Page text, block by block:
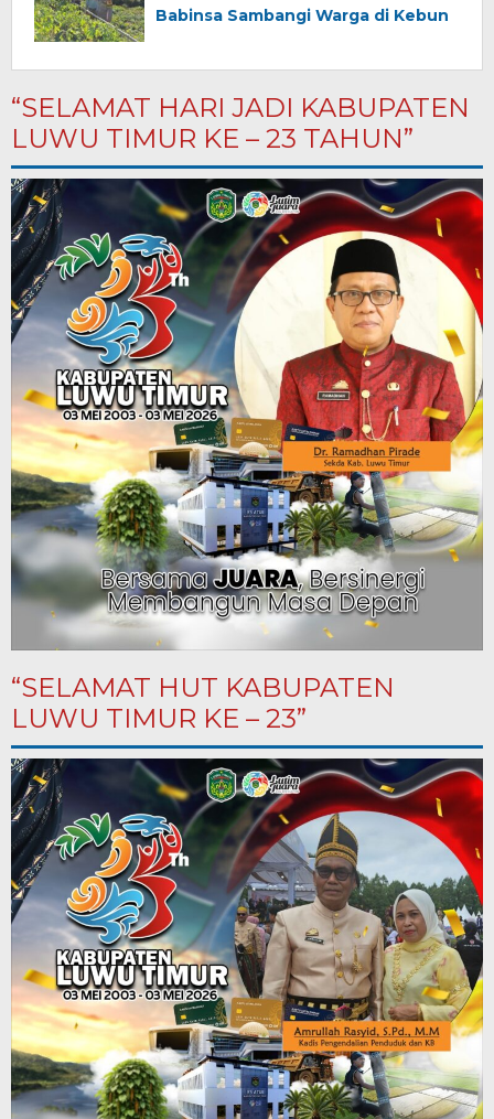
Babinsa Sambangi Warga di Kebun
“SELAMAT HARI JADI KABUPATEN
LUWU TIMUR KE – 23 TAHUN”
“SELAMAT HUT KABUPATEN
LUWU TIMUR KE – 23”